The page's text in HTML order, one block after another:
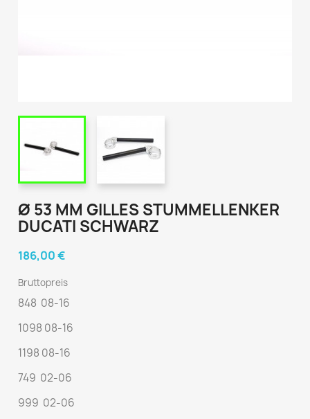
Ø 53 MM GILLES STUMMELLENKER
DUCATI SCHWARZ
186,00 €
Bruttopreis
848 08-16
1098 08-16
1198 08-16
749 02-06
999 02-06